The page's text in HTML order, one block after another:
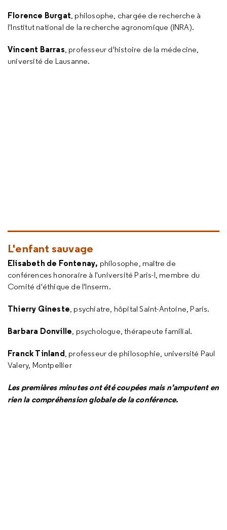
Florence Burgat, philosophe, chargée de recherche à
l'Institut national de la recherche agronomique (INRA).
Vincent Barras, professeur d'histoire de la médecine,
université de Lausanne.
L'enfant sauvage
Elisabeth de Fontenay, philosophe, maître de
conférences honoraire à l'université Paris-I, membre du
Comité d'éthique de l'Inserm.
Thierry Gineste, psychiatre, hôpital Saint-Antoine, Paris.
Barbara Donville, psychologue, thérapeute familial.
Franck Tinland, professeur de philosophie, université Paul
Valery, Montpellier
Les premières minutes ont été coupées mais n'amputent en
rien la compréhension globale de la conférence.